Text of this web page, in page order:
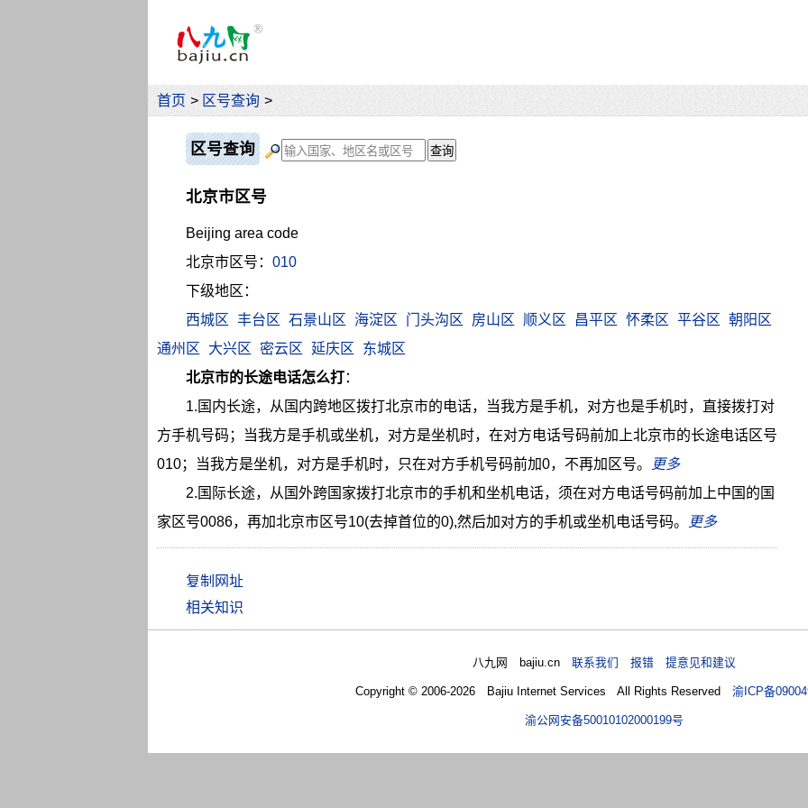
首页 > 区号查询 >
区号查询
北京市区号
Beijing area code
北京市区号： 010
下级地区：
西城区 丰台区 石景山区 海淀区 门头沟区 房山区 顺义区 昌平区 怀柔区 平谷区 朝阳区
通州区
大兴区 密云区 延庆区
东城区
北京市的长途电话怎么打：
1.国内长途，从 国内跨地区拨打北京市的电话，当我方是手机，对方也是手机时，直接拨打对
方手机号码；当我方是手机或坐机，对方是坐机时，在对方电话号码前加上北京市的长途电话区号
010；当我方是坐机，对方是手机时，只在对方手机号码前加0，不再加区号。
更多
2.国际长途，从 国外跨国家拨打北京市的手机和坐机电话，须在对方电话号码前加上中国的国
家区号0086，再加北京市区号10(去掉首位的0),然后加对方的手机或坐机电话号码。
更多
相关知识
八九网 bajiu.cn联系我们 报错 提意见和建议
Copyright © 2006-2026 Bajiu Internet Services All Rights Reserved 渝ICP备
渝公网安备50010102000199号